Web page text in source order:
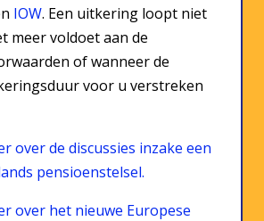
IOW. Een uitkering loopt niet
meer voldoet aan de
of wanneer de
voor u verstreken
over de discussies inzake een
pensioenstelsel.
over het nieuwe Europese